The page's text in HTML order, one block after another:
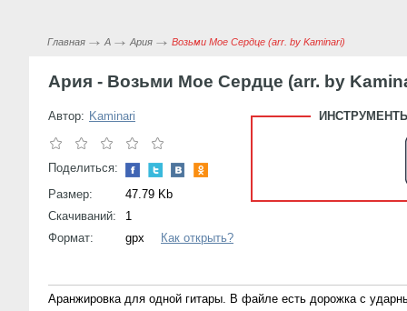
Главная А Ария Возьми Мое Сердце (arr. by Kaminari)
Ария - Возьми Мое Сердце (arr. by
Автор: Kaminari
Поделиться:
Размер:
47.79 Kb
Скачиваний:
1
Формат:
gpx Как открыть?
Аранжировка для одной гитары. В файле есть дорожка с